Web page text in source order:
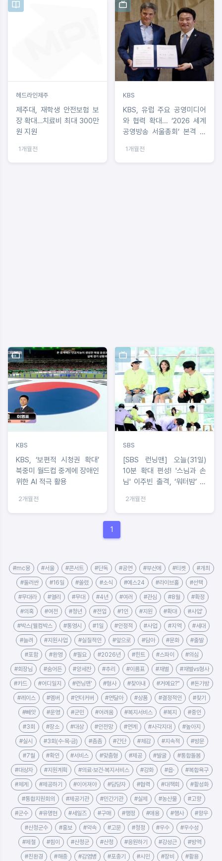
헤드라인제주
제주대, 재학생 안전보험 보
장 확대…치료비 최대 300만
원 지원
1개월전
KBS
KBS, 유럽 주요 공영미디어
와 협력 확대... ‘2026 세계
공영방송 서울총회’ 본격 시
1개월전
KBS
KBS, ‘보편적 시청권 확대’
북중미 월드컵 중계에 장애인
위한 AI 적극 활용
2개월전
SBS
[SBS 런닝맨] 오늘(31일)
10분 확대 편성! '스님과 손
님' 이주빈 출격, ‘워터밤’ 방
2개월전
1
#mc몽 #서울 #콘서트 #단독 #공연 #부산에 #티켓 #개최
#둘러싼 #16일 #쏠렸 #소식 #예스24 #라이브홀 #선택
#무대라 #열리 #무대 #4년 #여러 #관심 #8월 #확정
#의혹 #여전 #청년 #전입 #1인 #지원 #확대 #사업'
#박스(웰컴박스 #통영시 #1일 #안정적 #사업 #지역 #세대
#늘려 #지원사업 #실질적인 #앞으로 #담아 #문화 #출발
#포함 #환영 #필요 #2026년 #힌트 #스파이 #의심
#회장님 #숨어든 #양세찬 #추리 #이름표 #재벌 #재벌vs형사
#카드 #어디일지 #런닝맨' #형사 #찾아내 #거예요?" #돈가방
#레이스 #멤버 #언더커버 #연달아 #상품 #결정적인 #찾기
#빼앗 #운영 #군민 #어려움 #복지서비스 #복지 #중인
#3회 #장소 #대상 #안전망 #연계 #사각지대 #높아지
#실시 #3회(수·목·금) #촘촘 #간단 #체감 #지속적 #방문
#7월 #확인 #서비스 #맞춤형 #제공 #발굴 #통합돌봄
#대상자 #지원계획 #의료·보건·복지서비스 #강화 #읍· #복합욕구
#체계 #제공하기 #이어져야 #담당자 #협력 #대책회 #활성화
#통합지원회의 #제공기관 #민간기관 #실제 #농산물 #고향
#군수 #유명현 #세일즈 #구매 #행정 #애용 #행사 #향우
#산청군수 #홍보 #약속 #고문 #청정 #우수 #우수성
#제철 #힘이 #산청군 #산청 #응원하기 #강성근 #방역
#친환경 #해충 #감염병 #포충기 #시민 #장비 #활용